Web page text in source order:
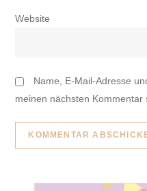
Website
Name, E-Mail-Adresse
meinen nächsten Kommentar